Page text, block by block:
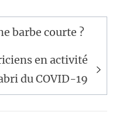
barbe courte ?
en activité
du COVID-19